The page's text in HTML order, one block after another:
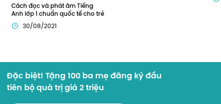
Cách đọc và phát âm Tiếng
Anh lớp 1 chuẩn quốc tế cho trẻ
30/08/2021
Đặc biệt! Tặng 100 ba mẹ đăng ký đầu
tiên bộ quà trị giá 2 triệu